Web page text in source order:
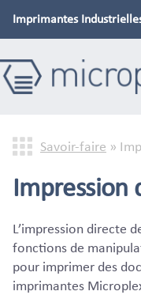
Imprimantes
Savoir-faire »
Impression
L’impression directe
fonctions de
pour imprimer des
imprimantes